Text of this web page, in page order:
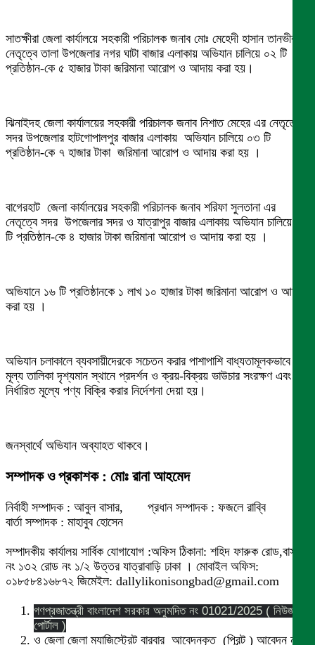
সাতক্ষীরা জেলা কার্যালয়ে সহকারী পরিচালক জনাব মোঃ মেহেদী হাসান তানভীরএর
নেতৃত্বে তালা উপজেলার নগর ঘাটা বাজার এলাকায় অভিযান চালিয়ে ০২ টি
প্রতিষ্ঠান-কে ৫ হাজার টাকা জরিমানা আরোপ ও আদায় করা হয়।
ঝিনাইদহ জেলা কার্যালয়ের সহকারী পরিচালক জনাব নিশাত মেহের এর নেতৃত্বে
সদর উপজেলার হাটগোপালপুর বাজার এলাকায় অভিযান চালিয়ে ০৩ টি
প্রতিষ্ঠান-কে ৭ হাজার টাকা জরিমানা আরোপ ও আদায় করা হয় ।
বাগেরহাট জেলা কার্যালয়ের সহকারী পরিচালক জনাব শরিফা সুলতানা এর
নেতৃত্বে সদর উপজেলার সদর ও যাত্রাপুর বাজার এলাকায় অভিযান চালিয়ে ০১
টি প্রতিষ্ঠান-কে ৪ হাজার টাকা জরিমানা আরোপ ও আদায় করা হয় ।
অভিযানে ১৬ টি প্রতিষ্ঠানকে ১ লাখ ১০ হাজার টাকা জরিমানা আরোপ ও আদায়
করা হয় ।
অভিযান চলাকালে ব্যবসায়ীদেরকে সচেতন করার পাশাপাশি বাধ্যতামূলকভাবে
মূল্য তালিকা দৃশ্যমান স্থানে প্রদর্শন ও ক্রয়-বিক্রয় ভাউচার সংরক্ষণ এবং
নির্ধারিত মূল্যে পণ্য বিক্রি করার নির্দেশনা দেয়া হয়।
জনস্বার্থে অভিযান অব্যাহত থাকবে।
সম্পাদক ও প্রকাশক : মোঃ রানা আহমেদ
নির্বাহী সম্পাদক : আবুল বাসার, প্রধান সম্পাদক : ফজলে রাব্বি
বার্তা সম্পাদক : মাহাবুব হোসেন
সম্পাদকীয় কার্যালয় সার্বিক যোগাযোগ :অফিস ঠিকানা: শহিদ ফারুক রোড,বাসা
নং ১৩২ রোড নং ১/২ উত্তর যাত্রাবাড়ি ঢাকা । মোবাইল অফিস:
০১৮৫৮৪১৬৮৭২ জিমেইল: dallylikonisongbad@gmail.com
গণপ্রজাতন্ত্রী বাংলাদেশ সরকার অনুমদিত নং 01021/2025 ( নিউজ
পোর্টাল )
ও জেলা জেলা ম্যাজিস্ট্রেট বারবার আবেদনকৃত (প্রিন্ট ) আবেদন নং